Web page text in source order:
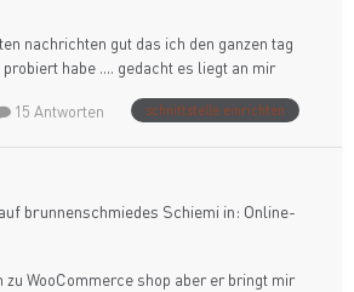
nachrichten gut das ich den ganzen tag
habe .... gedacht es liegt an mir
15 Antworten schnittstelle einrichten
brunnenschmiedes Schiemi in: Online-
zu WooCommerce shop aber er bringt mir